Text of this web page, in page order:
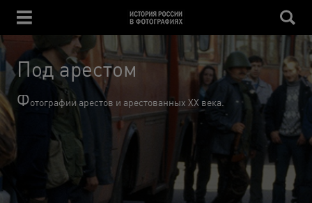
Под арестом
Фотографии арестов и арестованных XX века.